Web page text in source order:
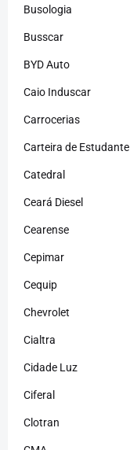
Busologia
Busscar
BYD Auto
Caio Induscar
Carrocerias
Carteira de Estudante
Catedral
Ceará Diesel
Cearense
Cepimar
Cequip
Chevrolet
Cialtra
Cidade Luz
Ciferal
Clotran